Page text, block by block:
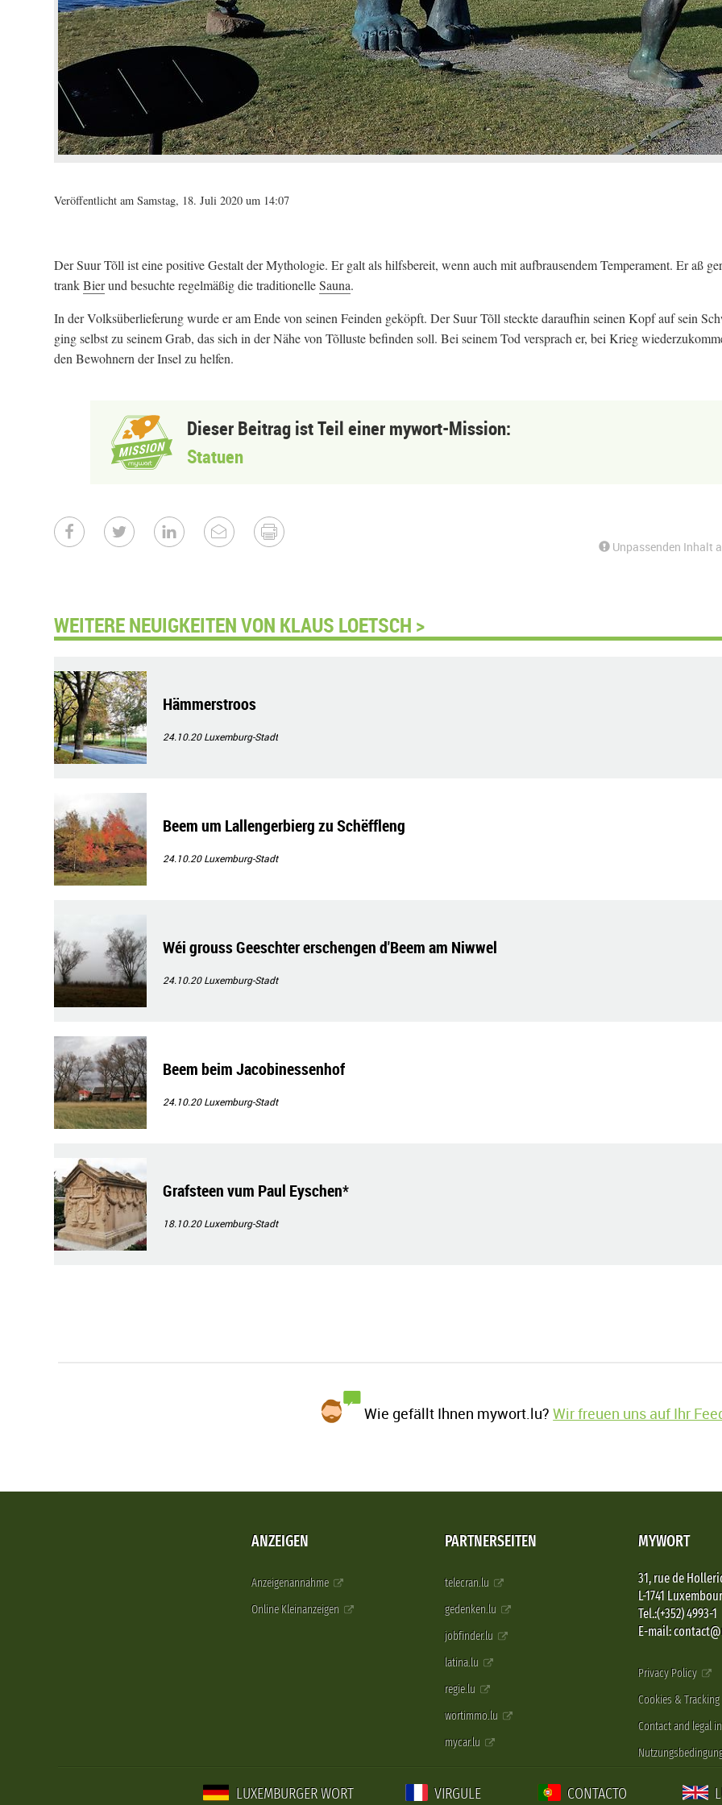
Veröffentlicht am Samstag, 18. Juli 2020 um 14:07
Der Suur Tõll ist eine positive Gestalt der Mythologie. Er galt als hilfsbereit, wenn auch mit aufbrausendem Temperament. Er aß
trankBierund besuchte regelmäßig die traditionelleSauna.
In der Volksüberlieferung wurde er am Ende von seinen Feinden geköpft. Der Suur Tõll steckte daraufhin seinen Kopf auf sein
ging selbst zu seinem Grab, das sich in der Nähe von Tõlluste befinden soll. Bei seinem Tod versprach er, bei Krieg
den Bewohnern der Insel zu helfen.
Dieser Beitrag ist Teil einer mywort-Mission:
Statuen
Unpassenden Inhalt
WEITERE NEUIGKEITEN VON KLAUS LOETSCH >
Hämmerstroos
24.10.20Luxemburg-Stadt
Beem um Lallengerbierg zu Schëffleng
24.10.20Luxemburg-Stadt
Wéi grouss Geeschter erschengen d'Beem am Niwwel
24.10.20Luxemburg-Stadt
Beem beim Jacobinessenhof
24.10.20Luxemburg-Stadt
Grafsteen vum Paul Eyschen*
18.10.20Luxemburg-Stadt
Wie gefällt Ihnen mywort.lu?Wir freuen uns auf Ihr
ANZEIGEN
Anzeigenannahme
Online Kleinanzeigen
PARTNERSEITEN
telecran.lu
gedenken.lu
jobfinder.lu
latina.lu
regie.lu
wortimmo.lu
mycar.lu
MYWORT
31, rue de
L-1741
Tel.:(+352) 4993-1
E-mail:
Privacy Policy
Cookies & Tracking
Contact and legal
LUXEMBURGER WORT VIRGULE CONTACTO